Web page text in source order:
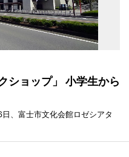
ショップ」 小学生から
、富士市文化会館ロゼシアタ